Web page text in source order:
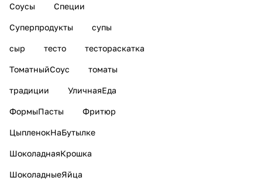
Соусы Специи
Суперпродукты супы
сыр тесто тестораскатка
ТоматныйСоус томаты
традиции УличнаяЕда
ФормыПасты Фритюр
ЦыпленокНаБутылке
ШоколаднаяКрошка
ШоколадныеЯйца